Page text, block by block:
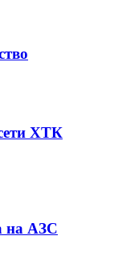
ХТК
на АЗС